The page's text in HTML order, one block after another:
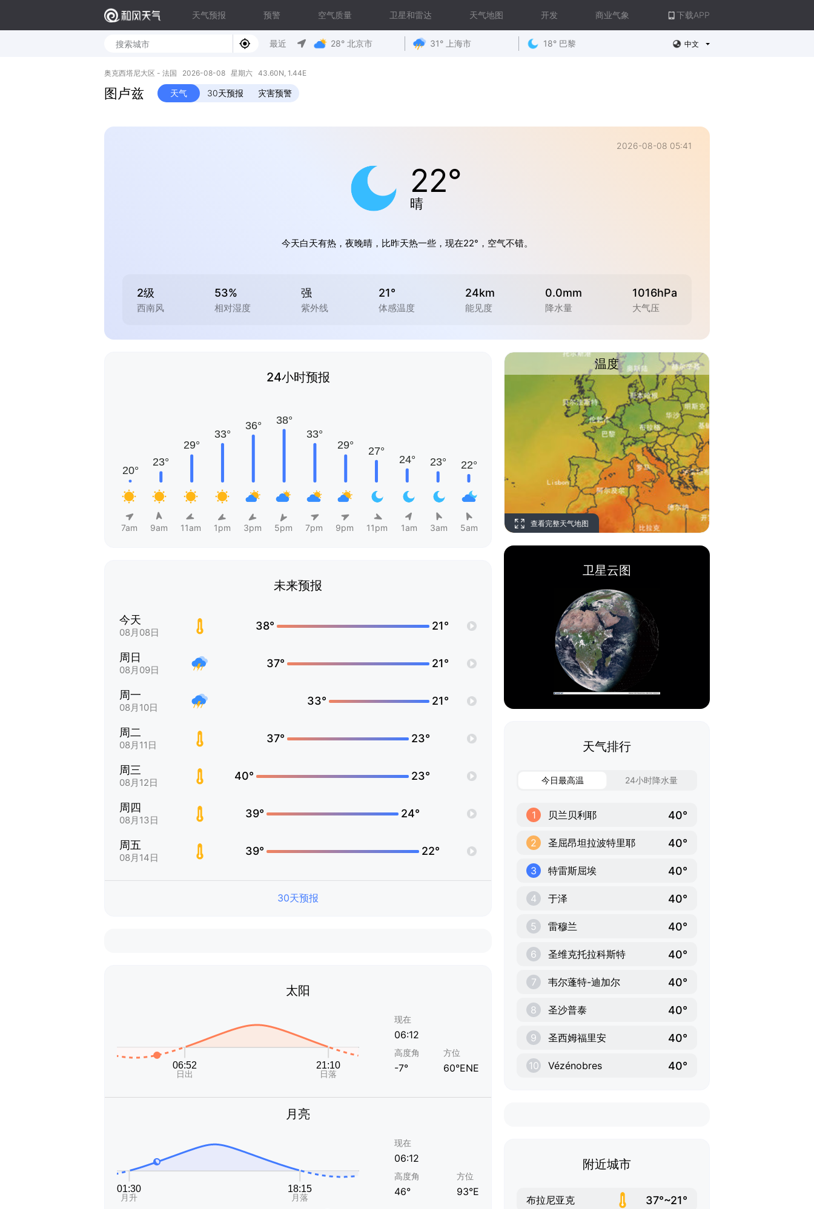
天气预报 预警 空气质量 卫星和雷达 天气地图 开发 商业气象 下载APP
最近 28° 北京市 31° 上海市 18° 巴黎 中文
奥克西塔尼大区 - 法国 2026-08-08 星期六 43.60N, 1.44E
图卢兹 天气 30天预报 灾害预警
2026-08-08 05:41
22°
晴
今天白天有热，夜晚晴，比昨天热一些，现在22°，空气不错。
2级
西南风
53%
相对湿度
强
紫外线
21°
体感温度
24km
能见度
0.0mm
降水量
1016hPa
大气压
24小时预报
7am 9am 11am 1pm 3pm 5pm 7pm 9pm 11pm 1am 3am 5am
未来预报
今天
08月08日
38° 21°
周日
08月09日
37° 21°
周一
08月10日
33° 21°
周二
08月11日
37° 23°
周三
08月12日
40° 23°
周四
08月13日
39° 24°
周五
08月14日
39° 22°
30天预报
太阳
现在
06:12
高度角
-7°
方位
60°ENE
月亮
现在
06:12
高度角
46°
方位
93°E
温度
查看完整天气地图
卫星云图
天气排行
今日最高温 24小时降水量
1 贝兰贝利耶 40°
2 圣屈昂坦拉波特里耶 40°
3 特雷斯屈埃 40°
4 于泽 40°
5 雷穆兰 40°
6 圣维克托拉科斯特 40°
7 韦尔蓬特-迪加尔 40°
8 圣沙普泰 40°
9 圣西姆福里安 40°
10 Vézénobres 40°
附近城市
布拉尼亚克 37°~21°